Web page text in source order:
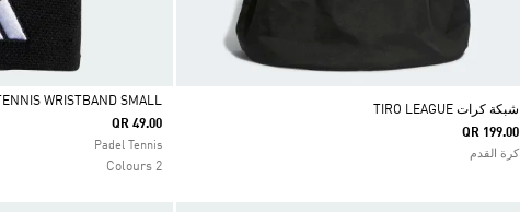
شبكة كرات TIRO LEAGUE
QR 199.00
كرة القدم
Selected
TENNIS WRISTBAND SMALL
QR 49.00
Padel Tennis
2 Colours